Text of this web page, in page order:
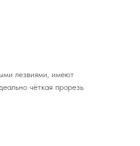
лезвиями, имеют
чёткая прорезь